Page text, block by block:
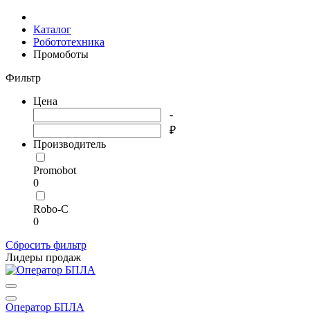
Каталог
Робототехника
Промоботы
Фильтр
Цена
-
₽
Производитель
Promobot
0
Robo-C
0
Сбросить фильтр
Лидеры продаж
Оператор БПЛА